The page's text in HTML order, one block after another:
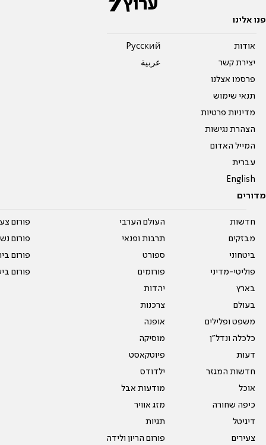
פנו אלינו
אודות
יצירת קשר
פרסמו אצלנו
תנאי שימוש
מדיניות פרטיות
הצהרת נגישות
המייל האדום
עברית
English
Pусский
عربية
מדורים
חדשות
מבזקים
ביטחוני
פוליטי-מדיני
בארץ
בעולם
משפט ופלילים
כלכלה ונדל"ן
דעות
חדשות המגזר
אוכל
כיפה שחורה
דיגיטל
צעירים
העולם הערבי
תרבות ופנאי
ספורט
פורומים
יהדות
צרכנות
אופנה
מוסיקה
פיוטקאסט
ילדודס
מודעות אבל
מזג אוויר
תגיות
פורום הריון ולידה
פורום
פורום
פורום
פורום